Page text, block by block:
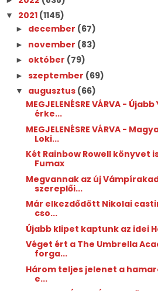
▼ 2021 (1145)
► december (67)
► november (83)
► október (79)
► szeptember (69)
▼ augusztus (66)
MEGJELENÉSRE VÁRVA -
érke...
MEGJELENÉSRE VÁRVA -
Loki...
Két Rainbow Rowell könyvet
Fumax
Megvannak az új
szereplői...
Már elkezdődött Nikolai
cso...
Újabb klipet kaptunk az idei
Véget ért a The Umbrella
forga...
Három teljes jelenet a
e...